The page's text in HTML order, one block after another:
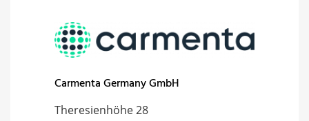
Carmenta Germany GmbH
Theresienhöhe 28